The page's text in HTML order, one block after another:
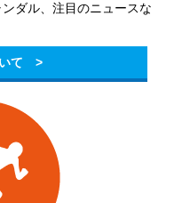
ダル、注目のニュースな
いて >